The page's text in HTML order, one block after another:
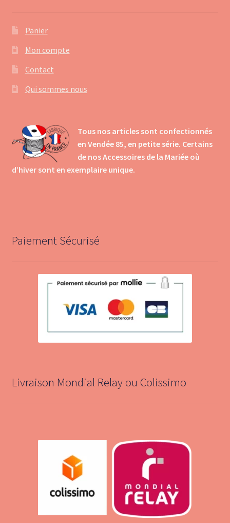
Panier
Mon compte
Contact
Qui sommes nous
Tous nos articles sont confectionnés
en Vendée 85, en petite série. Certains
de nos Accessoires de la Mariée où
d’hiver sont en exemplaire unique.
Paiement Sécurisé
Livraison Mondial Relay ou Colissimo